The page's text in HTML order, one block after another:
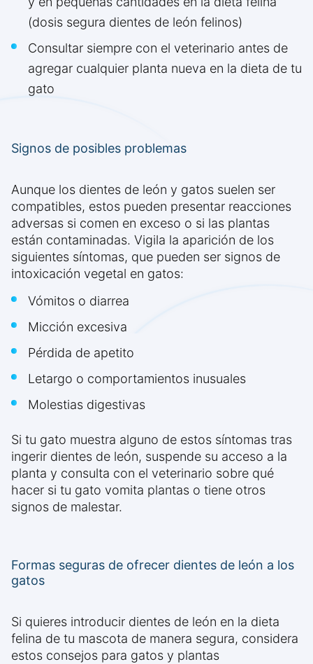
(dosis segura dientes de león felinos)
Consultar siempre con el veterinario antes de
agregar cualquier planta nueva en la dieta de tu
gato
Signos de posibles problemas
Aunque los dientes de león y gatos suelen ser
compatibles, estos pueden presentar reacciones
adversas si comen en exceso o si las plantas
están contaminadas. Vigila la aparición de los
siguientes síntomas, que pueden ser signos de
intoxicación vegetal en gatos:
Vómitos o diarrea
Micción excesiva
Pérdida de apetito
Letargo o comportamientos inusuales
Molestias digestivas
Si tu gato muestra alguno de estos síntomas tras
ingerir dientes de león, suspende su acceso a la
planta y consulta con el veterinario sobre qué
hacer si tu gato vomita plantas o tiene otros
signos de malestar.
Formas seguras de ofrecer dientes de león a los
gatos
Si quieres introducir dientes de león en la dieta
felina de tu mascota de manera segura, considera
estos consejos para gatos y plantas